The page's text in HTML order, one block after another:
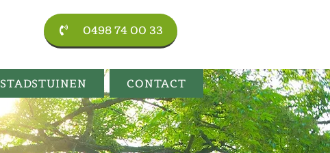
0498 74 00 33
STADSTUINEN CONTACT